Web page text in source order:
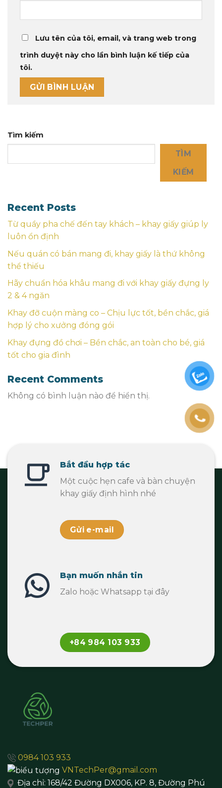
Lưu tên của tôi, email, và trang web trong
trình duyệt này cho lần bình luận kế tiếp của
tôi.
Tìm kiếm
TÌM
KIẾM
Recent Posts
Từ quầy pha chế đến tay khách – khay giấy giúp ly
luôn ổn định
Nếu quán có bán mang đi, khay giấy là thứ không
thể thiếu
Hãy chuẩn hóa khâu mang đi với khay giấy đựng ly
2 & 4 ngăn
Khay đỡ cuộn màng co – Chịu lực tốt, bền chắc, giá
hợp lý cho xưởng đóng gói
Khay đựng đồ chơi – Bền chắc, an toàn cho bé, giá
tốt cho gia đình
Recent Comments
Không có bình luận nào để hiển thị.
Bắt đầu hợp tác
Một cuộc hẹn cafe và bàn chuyện
khay giấy định hình nhé
Gửi e-mail
Bạn muốn nhắn tin
Zalo hoặc Whatsapp tại đây
+84 984 103 933
0984 103 933
VNTechPer@gmail.com
Địa chỉ: 168/42 Đường DX006, KP. 8, Đường Phú